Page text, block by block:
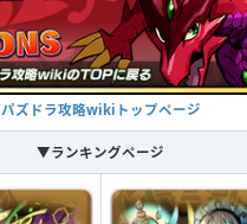
パズドラ攻略wikiトップページ
▼ランキングページ